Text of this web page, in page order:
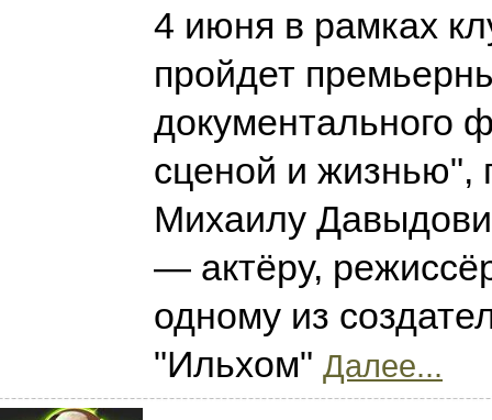
4 июня в рамках
пройдет
документального
сценой и жизнью",
Михаилу
— актёру,
одному из
"Ильхом" Далее...